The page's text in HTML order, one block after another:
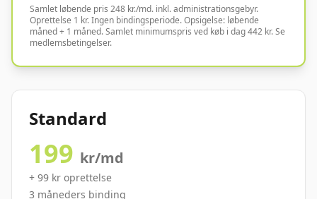
Samlet løbende pris 248 kr./md. inkl. administrationsgebyr.
Oprettelse 1 kr. Ingen bindingsperiode. Opsigelse: løbende
måned + 1 måned. Samlet minimumspris ved køb i dag 442 kr. Se
medlemsbetingelser.
Standard
199 kr/md
+ 99 kr oprettelse
3 måneders binding